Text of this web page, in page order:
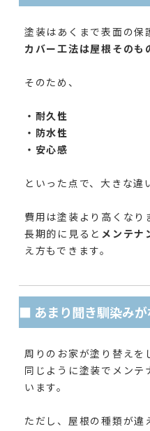
塗装はあくまで表面の保
カバー工法は屋根そのも
そのため、
・耐久性
・防水性
・安心感
といった点で、大きな違
費用は塗装より高くなり
長期的に見ると メンテナ
え方もできます。
■ あまり聞き馴染みが
周りのお家が塗り替えを
同じように塗装でメンテ
います。
ただし、屋根の種類が違